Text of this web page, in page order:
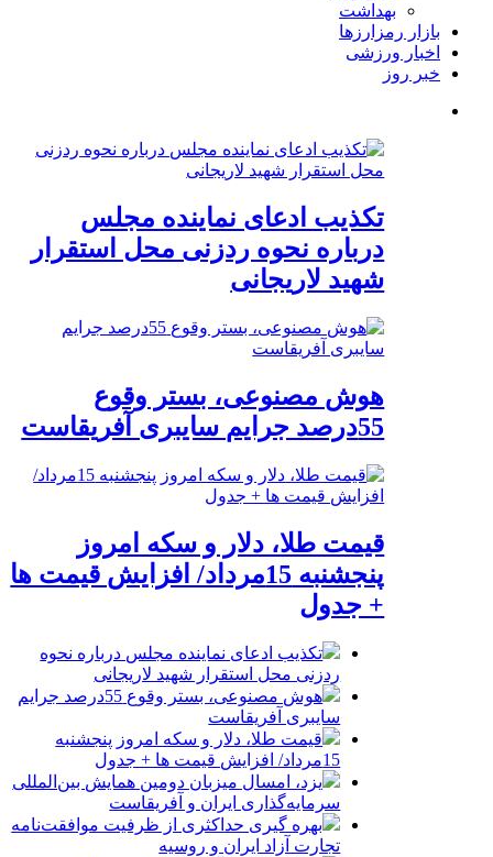
بهداشت
بازار رمزارزها
اخبار ورزشی
خبر روز
تکذیب ادعای نماینده مجلس
درباره نحوه ردزنی محل استقرار
شهید لاریجانی
هوش مصنوعی، بستر وقوع
55درصد جرایم سایبری آفریقاست
قیمت طلا، دلار و سکه امروز
پنجشنبه 15مرداد/ افزایش قیمت ها
+ جدول
تکذیب ادعای نماینده مجلس درباره نحوه
ردزنی محل استقرار شهید لاریجانی
هوش مصنوعی، بستر وقوع 55درصد جرایم
سایبری آفریقاست
قیمت طلا، دلار و سکه امروز پنجشنبه
15مرداد/ افزایش قیمت ها + جدول
یزد، امسال میزبان دومین همایش بین‌المللی
سرمایه‌گذاری ایران و آفریقاست
بهره گیری حداکثری از ظرفیت موافقت‌نامه
تجارت آزاد ایران و روسیه